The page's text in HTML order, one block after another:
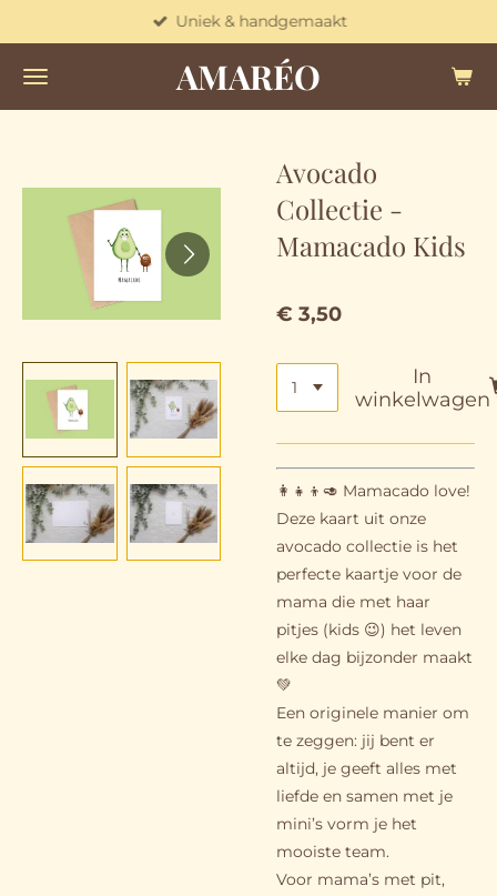
naar
de
AMARÉO
Uniek & handgemaakt
Avocado
Collectie -
Mamacado Kids
€ 3,50
In
winkelwagen
👩‍👧‍👦🥑 Mamacado love!
Deze kaart uit onze
avocado collectie is het
perfecte kaartje voor de
mama die met haar
pitjes (kids 😉) het leven
elke dag bijzonder maakt
💚
Een originele manier om
te zeggen: jij bent er
altijd, je geeft alles met
liefde en samen met je
mini’s vorm je het
mooiste team.
Voor mama’s met pit,